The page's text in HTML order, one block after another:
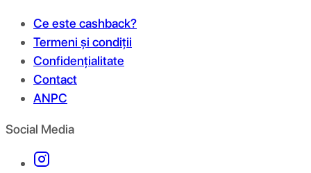
Ce este cashback?
Termeni și condiții
Confidențialitate
Contact
ANPC
Social Media